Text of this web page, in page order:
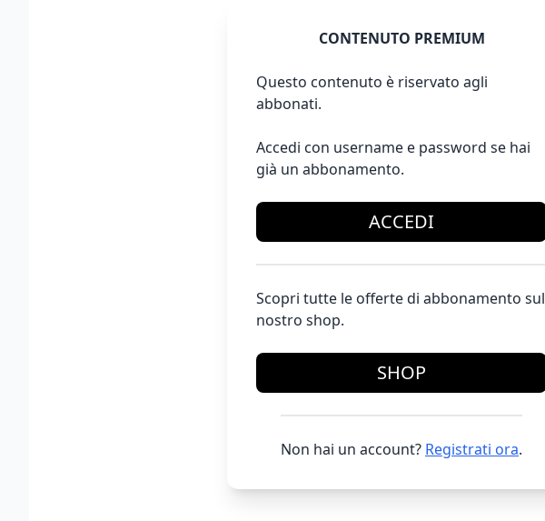
CONTENUTO PREMIUM
Questo contenuto è riservato agli
abbonati.
Accedi con username e password se hai
già un abbonamento.
ACCEDI
Scopri tutte le offerte di abbonamento sul
nostro shop.
SHOP
Non hai un account? Registrati ora.